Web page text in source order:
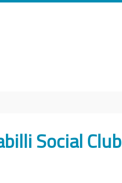
Social Club